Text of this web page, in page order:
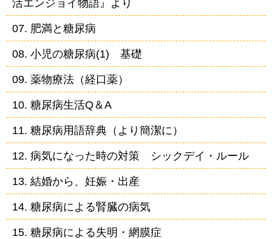
活エンジョイ物語』より
07. 肥満と糖尿病
08. 小児の糖尿病(1) 基礎
09. 薬物療法（経口薬）
10. 糖尿病生活Q＆A
11. 糖尿病用語辞典（より簡潔に）
12. 病気になった時の対策 シックデイ・ルール
13. 結婚から、妊娠・出産
14. 糖尿病による腎臓の病気
15. 糖尿病による失明・網膜症